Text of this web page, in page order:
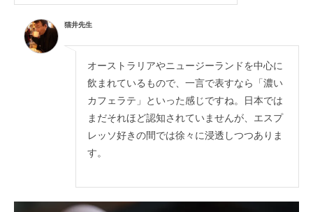
猫井先生
オーストラリアやニュージーランドを中心に
飲まれているもので、一言で表すなら「濃い
カフェラテ」といった感じですね。日本では
まだそれほど認知されていませんが、エスプ
レッソ好きの間では徐々に浸透しつつありま
す。